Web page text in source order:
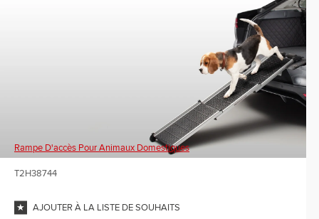
Rampe D'accès Pour Animaux Domestiques
T2H38744
AJOUTER À LA LISTE DE SOUHAITS